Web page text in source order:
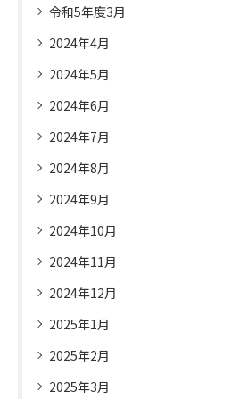
令和5年度3月
2024年4月
2024年5月
2024年6月
2024年7月
2024年8月
2024年9月
2024年10月
2024年11月
2024年12月
2025年1月
2025年2月
2025年3月